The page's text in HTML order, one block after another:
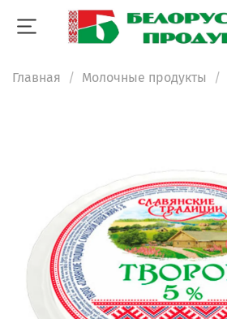
Главная Молочные продукты